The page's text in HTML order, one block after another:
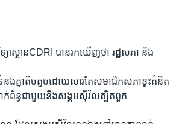
វិទ្យាស្ថានCDRI បានរកឃើញថា រដ្ឋសភា និង
ងគ្នាតិចតួចដោយសារតែសមាជិកសភាខ្វះគំនិត
ពាក់ព័ន្ធជាមួយនឹងសង្គមស៊ីវិលត្បិតពួក